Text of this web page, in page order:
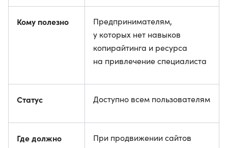
Кому полезно
Предпринимателям,
у которых нет навыков
копирайтинга и ресурса
на привлечение специалиста
Статус Доступно всем пользователям
Где должно
При продвижении сайтов